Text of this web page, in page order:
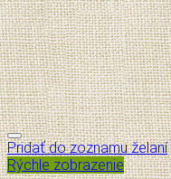
Pridať do zoznamu želaní
Rýchle zobrazenie